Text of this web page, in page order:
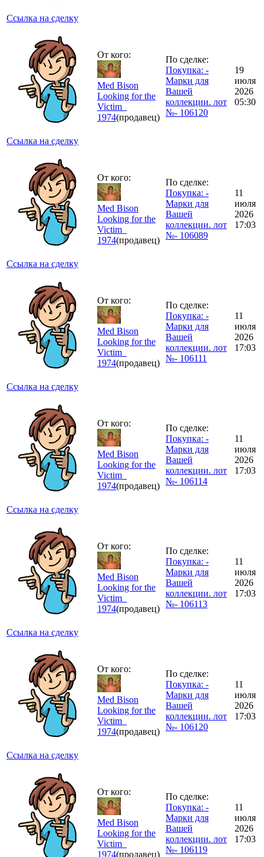
Ссылка на сделку
Ссылка на сделку
От кого:
Med Bison
Looking for the
Victim_
1974(продавец)
По сделке:
Покупка: -
Марки для
Вашей
коллекции. лот
№- 106120
19
июля
2026
05:30
Ссылка на сделку
От кого:
Med Bison
Looking for the
Victim_
1974(продавец)
По сделке:
Покупка: -
Марки для
Вашей
коллекции. лот
№- 106089
11
июля
2026
17:03
Ссылка на сделку
От кого:
Med Bison
Looking for the
Victim_
1974(продавец)
По сделке:
Покупка: -
Марки для
Вашей
коллекции. лот
№- 106111
11
июля
2026
17:03
Ссылка на сделку
От кого:
Med Bison
Looking for the
Victim_
1974(продавец)
По сделке:
Покупка: -
Марки для
Вашей
коллекции. лот
№- 106114
11
июля
2026
17:03
Ссылка на сделку
От кого:
Med Bison
Looking for the
Victim_
1974(продавец)
По сделке:
Покупка: -
Марки для
Вашей
коллекции. лот
№- 106113
11
июля
2026
17:03
Ссылка на сделку
От кого:
Med Bison
Looking for the
Victim_
1974(продавец)
По сделке:
Покупка: -
Марки для
Вашей
коллекции. лот
№- 106120
11
июля
2026
17:03
От кого:
Med Bison
Looking for the
Victim_
1974(продавец)
По сделке:
Покупка: -
Марки для
Вашей
коллекции. лот
№- 106119
11
июля
2026
17:03